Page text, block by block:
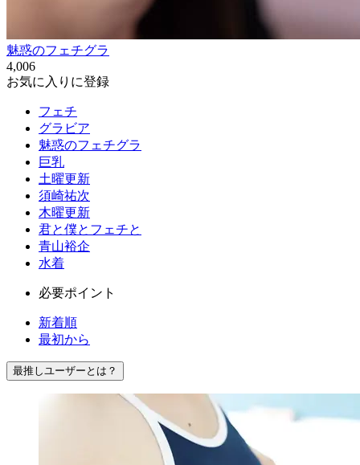
魅惑のフェチグラ
4,006
お気に入りに登録
フェチ
グラビア
魅惑のフェチグラ
巨乳
土曜更新
須崎祐次
木曜更新
君と僕とフェチと
青山裕企
水着
必要ポイント
新着順
最初から
最推しユーザーとは？